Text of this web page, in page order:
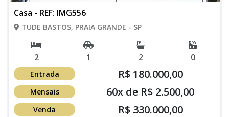
Casa - REF: IMG556
TUDE BASTOS, PRAIA GRANDE - SP
2 1 2 0
Entrada R$ 180.000,00
Mensais 60x de R$ 2.500,00
Venda R$ 330.000,00